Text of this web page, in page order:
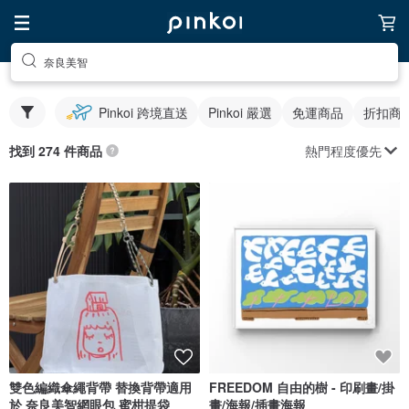
奈良美智
Pinkoi 跨境直送 Pinkoi 嚴選 免運商品 折扣商
找到 274 件商品 熱門程度優先
雙色編織傘繩背帶 替換背帶適用
於 奈良美智網眼包 蜜柑提袋
FREEDOM 自由的樹 - 印刷畫/掛
畫/海報/插畫海報